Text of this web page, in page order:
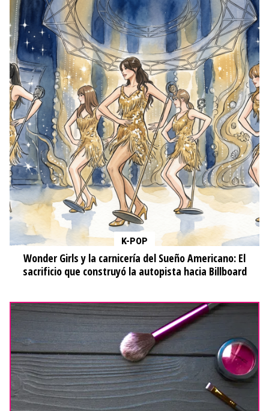
K-POP
Wonder Girls y la carnicería del Sueño Americano: El
sacrificio que construyó la autopista hacia Billboard